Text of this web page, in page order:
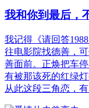
我和你到最后，
我记得《请回答
往电影院找德善，
善面前。正焕把车
有被那该死的红绿
从此这段三角恋，